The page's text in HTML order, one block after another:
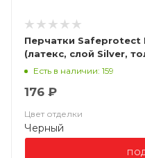
Перчатки Safeprotect
(латекс, слой Silver,
(х12х144)
Есть в наличии: 159
176 ₽
Цвет отделки
Черный